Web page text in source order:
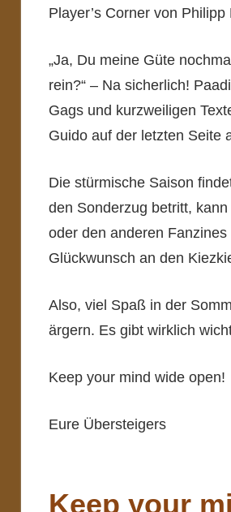
Player’s Corner von
„Ja, Du meine Güte
rein?“ – Na sicherlich!
Gags und kurzweiligen
Guido auf der letzten Seite
Die stürmische Saison
den Sonderzug betritt,
oder den anderen
Glückwunsch an den
Also, viel Spaß in der
ärgern. Es gibt wirklich
Keep your mind wide open!
Eure Übersteigers
Keep your